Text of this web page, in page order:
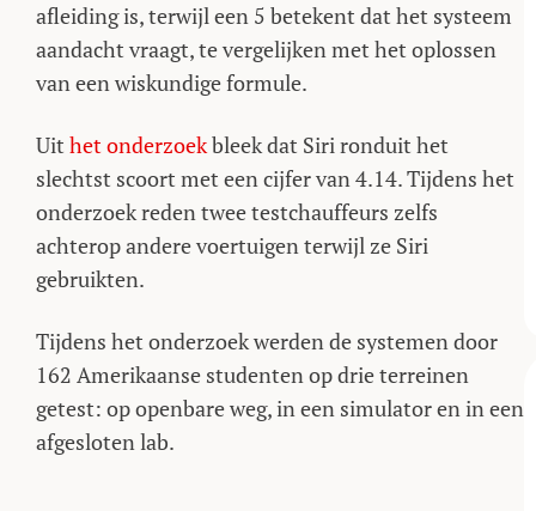
afleiding is, terwijl een 5 betekent dat het systeem
aandacht vraagt, te vergelijken met het oplossen
van een wiskundige formule.
Uit het onderzoekbleek dat Siri ronduit het
slechtst scoort met een cijfer van 4.14. Tijdens het
onderzoek reden twee testchauffeurs zelfs
achterop andere voertuigen terwijl ze Siri
gebruikten.
Tijdens het onderzoek werden de systemen door
162 Amerikaanse studenten op drie terreinen
getest: op openbare weg, in een simulator en in een
afgesloten lab.